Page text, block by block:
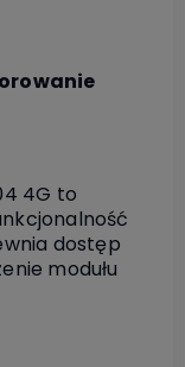
4G to
dostęp
modułu